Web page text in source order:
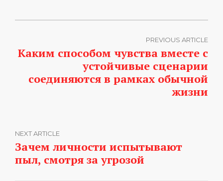
PREVIOUS ARTICLE
Каким способом чувства вместе с
устойчивые сценарии
соединяются в рамках обычной
жизни
NEXT ARTICLE
Зачем личности испытывают
пыл, смотря за угрозой